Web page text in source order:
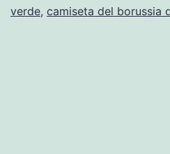
verde, camiseta del borussia